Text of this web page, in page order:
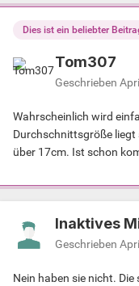
Dies ist ein beliebter
Tom307
Geschrieben
Wahrscheinlich wird
Durchschnittsgröße liegt
über 17cm. Ist schon
Inaktives
Geschrieben
Nein haben sie nicht.